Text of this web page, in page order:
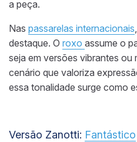
a peça.
Nas passarelas internacionais
destaque. O roxo assume o
seja em versões vibrantes ou
cenário que valoriza
essa tonalidade surge como
Versão Zanotti: Fantástico